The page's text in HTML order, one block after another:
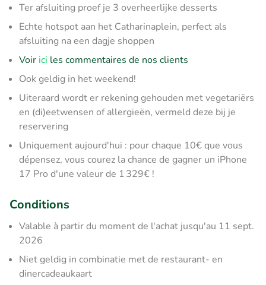
Ter afsluiting proef je 3 overheerlijke desserts
Echte hotspot aan het Catharinaplein, perfect als
afsluiting na een dagje shoppen
Voir ici les commentaires de nos clients
Ook geldig in het weekend!
Uiteraard wordt er rekening gehouden met vegetariërs
en (di)eetwensen of allergieën, vermeld deze bij je
reservering
Uniquement aujourd'hui : pour chaque 10€ que vous
dépensez, vous courez la chance de gagner un iPhone
17 Pro d'une valeur de 1 329€ !
Conditions
Valable à partir du moment de l'achat jusqu'au 11 sept.
2026
Niet geldig in combinatie met de restaurant- en
dinercadeaukaart